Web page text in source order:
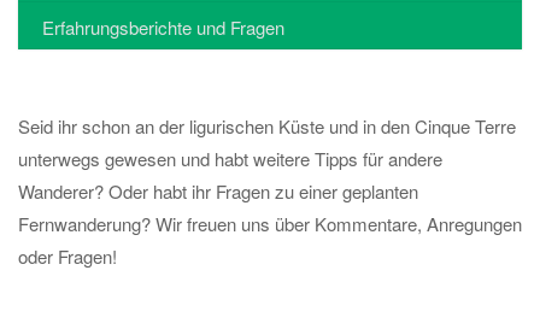
Erfahrungsberichte und Fragen
Seid ihr schon an der ligurischen Küste und in den Cinque Terre
unterwegs gewesen und habt weitere Tipps für andere
Wanderer? Oder habt ihr Fragen zu einer geplanten
Fernwanderung? Wir freuen uns über Kommentare, Anregungen
oder Fragen!